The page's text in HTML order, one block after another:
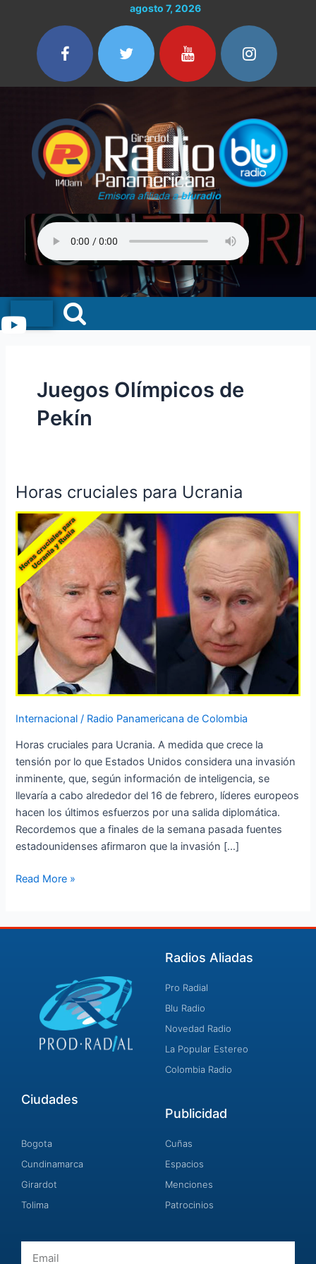
contenido
agosto 7, 2026
Menu
Juegos Olímpicos de
Pekín
Horas cruciales para Ucrania
Internacional / Radio Panamericana de Colombia
Horas cruciales para Ucrania. A medida que crece la
tensión por lo que Estados Unidos considera una invasión
inminente, que, según información de inteligencia, se
llevaría a cabo alrededor del 16 de febrero, líderes europeos
hacen los últimos esfuerzos por una salida diplomática.
Recordemos que a finales de la semana pasada fuentes
estadounidenses afirmaron que la invasión […]
Horas
para Ucrania
Read More »
Radios Aliadas
Pro Radial
Blu Radio
Novedad Radio
La Popular Estereo
Colombia Radio
Ciudades
Bogota
Cundinamarca
Girardot
Tolima
Publicidad
Cuñas
Espacios
Menciones
Patrocinios